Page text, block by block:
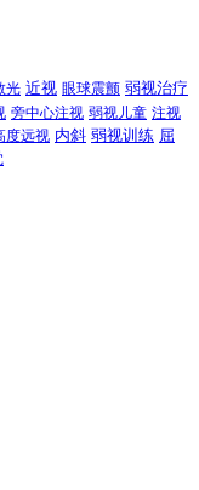
光 近视 眼球震颤 弱视治疗
旁中心注视 弱视儿童 注视
度远视 内斜 弱视训练 屈